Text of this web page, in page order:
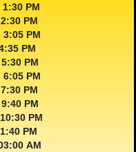
1:30 PM
PM
3:05 PM
PM
PM
6:05 PM
7:30 PM
9:40 PM
PM
PM
AM